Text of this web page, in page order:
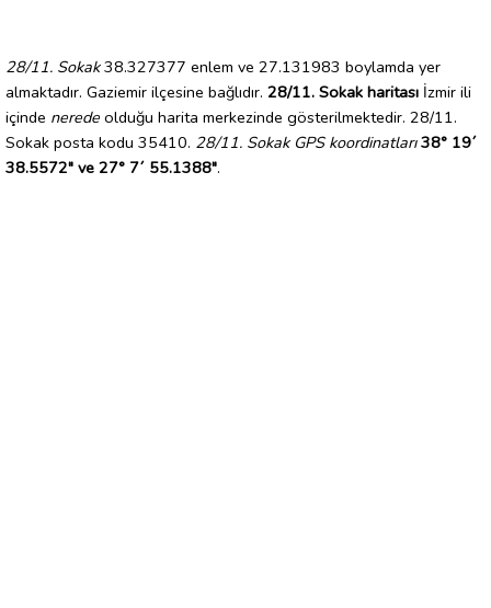
28/11. Sokak38.327377 enlem ve 27.131983 boylamda yer
almaktadır. Gaziemir ilçesine bağlıdır. 28/11. Sokak haritası İzmir ili
içinde nerede olduğu harita merkezinde gösterilmektedir. 28/11.
Sokak posta kodu 35410. 28/11. Sokak GPS koordinatları 38° 19´
38.5572" ve 27° 7´ 55.1388".